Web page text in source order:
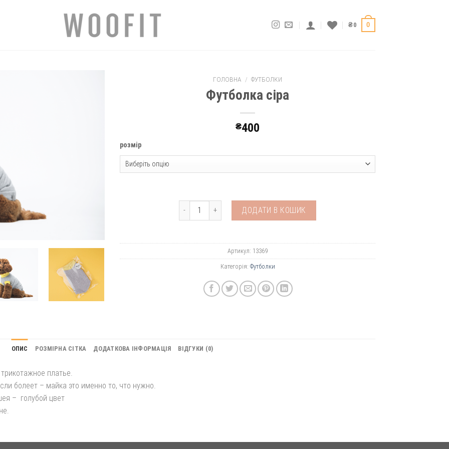
₴0 0
ГОЛОВНА / ФУТБОЛКИ
Футболка сіра
₴400
розмір
Футболка сіра кількістьДОДАТИ В КОШИК
Артикул: 13369
Категорія: Футболки
ОПИС РОЗМІРНА СІТКА ДОДАТКОВА ІНФОРМАЦІЯ ВІДГУКИ (0)
платье.
болеет – майка это именно то, что нужно.
– голубой цвет